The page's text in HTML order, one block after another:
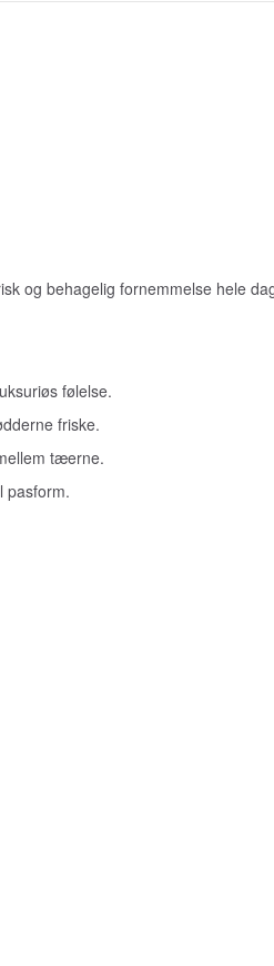
og behagelig fornemmelse hele
følelse.
friske.
tæerne.
pasform.